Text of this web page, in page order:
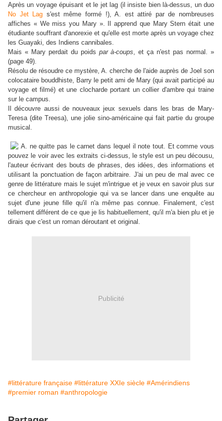
Après un voyage épuisant et le jet lag (il insiste bien là-dessus, un duo
No Jet Lag s'est même formé !), A. est attiré par de nombreuses
affiches « We miss you Mary ». Il apprend que Mary Stern était une
étudiante souffrant d'anorexie et qu'elle est morte après un voyage chez
les Guayaki, des Indiens cannibales.
Mais « Mary perdait du poids par à-coups, et ça n'est pas normal. »
(page 49).
Résolu de résoudre ce mystère, A. cherche de l'aide auprès de Joel son
colocataire bouddhiste, Barry le petit ami de Mary (qui avait participé au
voyage et filmé) et une clocharde portant un collier d'ambre qui traine
sur le campus.
Il découvre aussi de nouveaux jeux sexuels dans les bras de Mary-
Teresa (dite Treesa), une jolie sino-américaine qui fait partie du groupe
musical.
A. ne quitte pas le carnet dans lequel il note tout. Et comme vous
pouvez le voir avec les extraits ci-dessus, le style est un peu décousu,
l'auteur écrivant des bouts de phrases, des idées, des informations et
utilisant la ponctuation de façon arbitraire. J'ai un peu de mal avec ce
genre de littérature mais le sujet m'intrigue et je veux en savoir plus sur
ce chercheur en anthropologie qui va se lancer dans une enquête au
sujet d'une jeune fille qu'il n'a même pas connue. Finalement, c'est
tellement différent de ce que je lis habituellement, qu'il m'a bien plu et je
dirais que c'est un roman déroutant et original.
Publicité
#littérature française #littérature XXIe siècle #Amérindiens
#premier roman #anthropologie